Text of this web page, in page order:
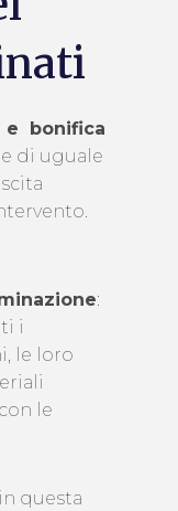
e bonifica
di uguale
:
i
le loro
le
questa